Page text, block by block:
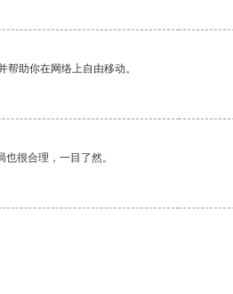
助你在网络上自由移动。
很合理，一目了然。